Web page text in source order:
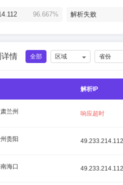
96.667% 解析失败
详情 全部 区域 省份
解析IP
兰州 响应超时
贵阳 49.233.214.112
海口 49.233.214.112